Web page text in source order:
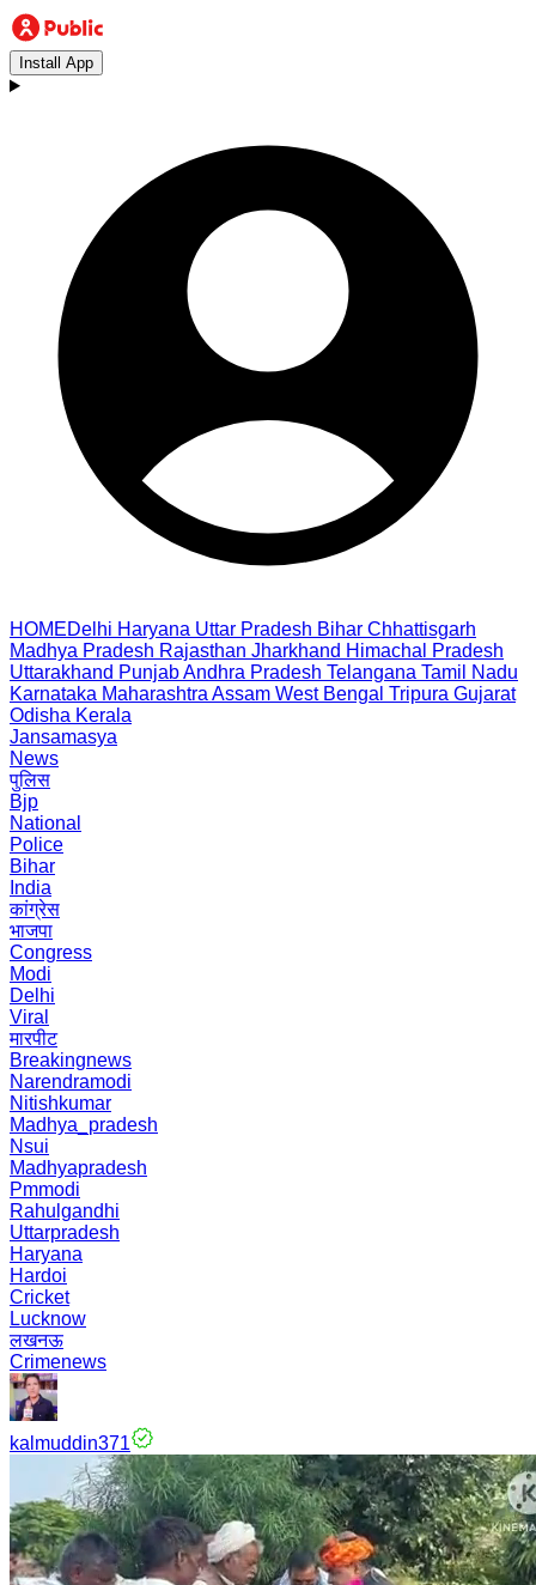
Install App
HOMEDelhi Haryana Uttar Pradesh Bihar Chhattisgarh
Madhya Pradesh Rajasthan Jharkhand Himachal Pradesh
Uttarakhand PunjabAndhra Pradesh Telangana Tamil Nadu
Karnataka Maharashtra Assam West Bengal Tripura Gujarat
Odisha Kerala
Jansamasya
News
पुलिस
Bjp
National
Police
Bihar
India
कांग्रेस
भाजपा
Congress
Modi
Delhi
Viral
मारपीट
Breakingnews
Narendramodi
Nitishkumar
Madhya_pradesh
Nsui
Madhyapradesh
Pmmodi
Rahulgandhi
Uttarpradesh
Haryana
Hardoi
Cricket
Lucknow
लखनऊ
Crimenews
kalmuddin371